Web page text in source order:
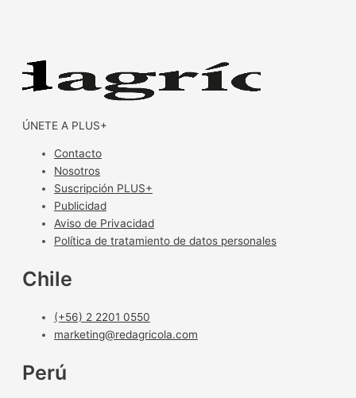
ÚNETE A PLUS+
Contacto
Nosotros
Suscripción PLUS+
Publicidad
Aviso de Privacidad
Política de tratamiento de datos personales
Chile
(+56) 2 2201 0550
marketing@redagricola.com
Perú